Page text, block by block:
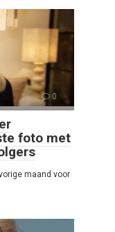
0
foto met
maand voor